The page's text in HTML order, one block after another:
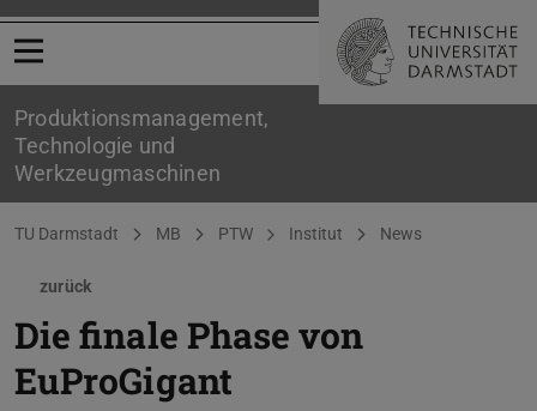
Menü öffnen
Produktionsmanagement,
Technologie und
Werkzeugmaschinen
Sie befinden sich hier:
TU Darmstadt MB PTW Institut News
zurück
Die finale Phase von
EuProGigant